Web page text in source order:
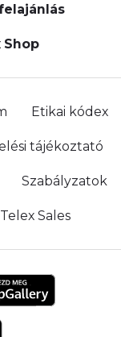
Shop
Etikai kódex
tájékoztató
Szabályzatok
Telex Sales